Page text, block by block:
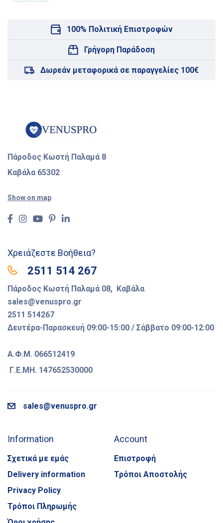
100% Πολιτική Επιστροφών
Γρήγορη Παράδοση
Δωρεάν μεταφορικά σε παραγγελίες 100€
Πάροδος Κωστή Παλαμά 8
Καβάλα 65302
Show on map
Χρειάζεστε Βοήθεια?
2511 514 267
Πάροδος Κωστή Παλαμά 08, Καβάλα
sales@venuspro.gr
2511 514267
Δευτέρα-Παρασκευή 09:00-15:00 / Σάββατο 09:00-12:00
Α.Φ.Μ. 066512419
Γ.Ε.ΜΗ. 147652530000
sales@venuspro.gr
Information
Σχετικά με εμάς
Delivery information
Privacy Policy
Τρόποι Πληρωμής
Account
Επιστροφή
Τρόποι Αποστολής